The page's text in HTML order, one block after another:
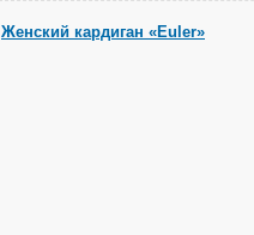
Женский кардиган «Euler»